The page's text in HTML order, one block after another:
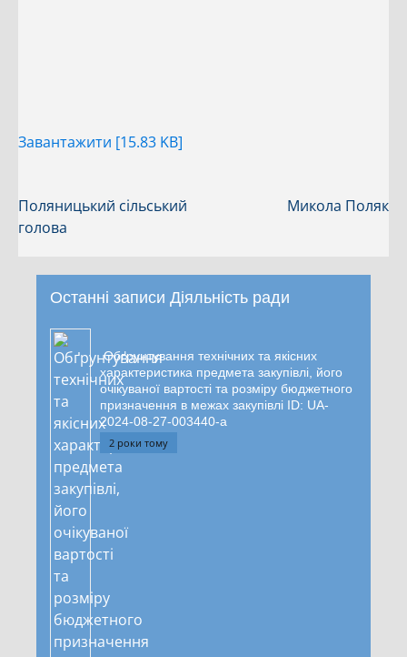
Завантажити [15.83 KB]
Поляницький сільський
голова
Микола Поляк
Останні записи Діяльність ради
Обґрунтування технічних та якісних
характеристика предмета закупівлі, його
очікуваної вартості та розміру бюджетного
призначення в межах закупівлі ID: UA-
2024-08-27-003440-a
2 роки тому